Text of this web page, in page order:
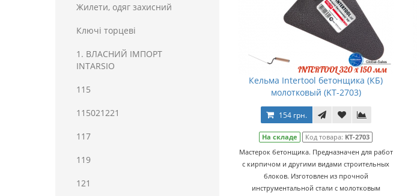
Жилети, одяг захисний
Ключі торцеві
1. ВЛАСНИЙ ІМПОРТ
INTARSIO
115
115021221
117
119
121
Кельма Intertool бетонщика (КБ)
молотковый (KT-2703)
154 грн.
На складе Код товара: KT-2703
Мастерок бетонщика. Предназначен для работ
с кирпичом и другими видами строительных
блоков. Изготовлен из прочной
инструментальной стали с молотковым